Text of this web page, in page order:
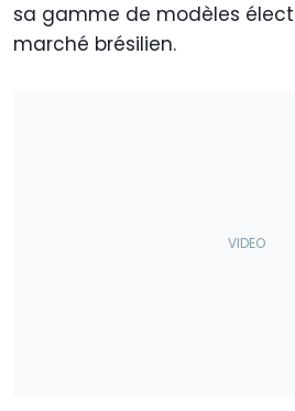
sa gamme de modèles
marché brésilien.